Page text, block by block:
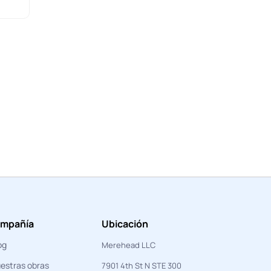
obras
Ubicación
Merehead LLC
7901 4th St N STE 300